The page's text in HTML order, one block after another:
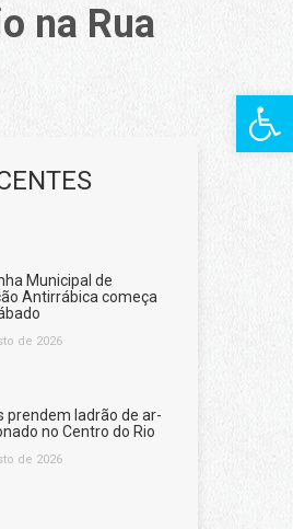
Barra de
na Rua
Municipal de
Antirrábica começa
de 2026
prendem ladrão de ar-
no Centro do Rio
de 2026